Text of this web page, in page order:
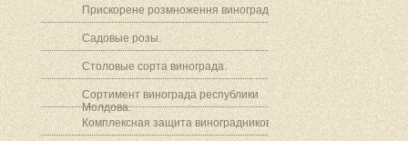
Прискорене розмноження винограду.
Садовые розы.
Столовые сорта винограда.
Сортимент винограда республики
Молдова.
Комплексная защита виноградников.